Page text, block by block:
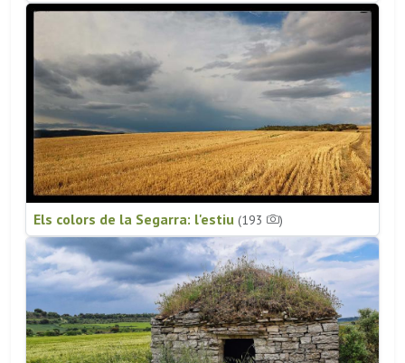
Els colors de la Segarra: l'estiu (193 )